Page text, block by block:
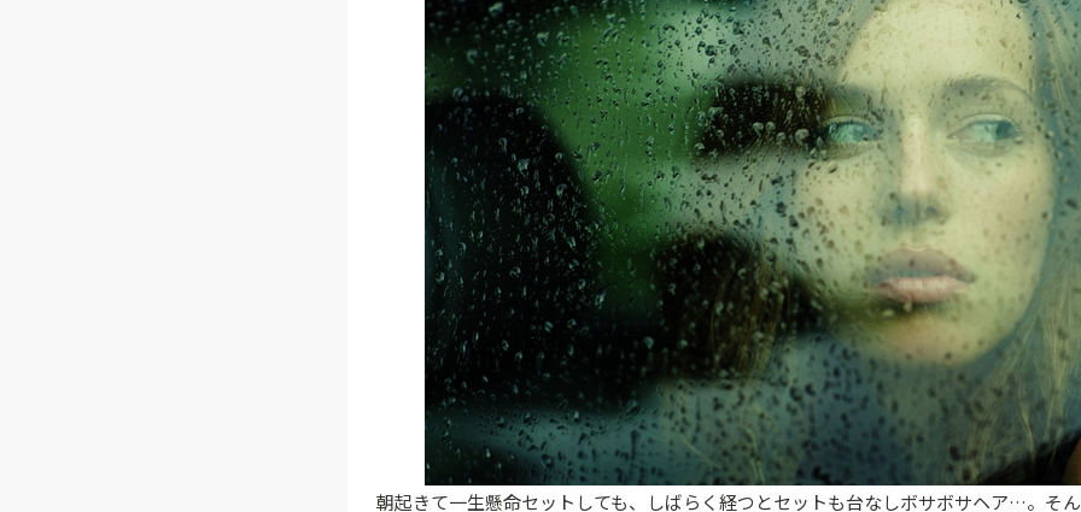
朝起きて一生懸命セットしても、しばらく経つとセットも台なしボサボサヘア…。そ